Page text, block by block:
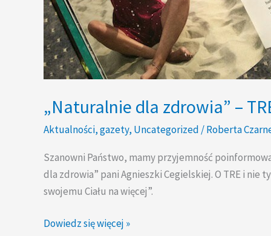
„Naturalnie dla zdrowia” –
Aktualności,gazety, Uncategorized /Roberta
Szanowni Państwo, mamy przyjemność
dla zdrowia” pani Agnieszki Cegielskiej. O TRE i nie
swojemu Ciału na więcej”.
Dowiedz się więcej »